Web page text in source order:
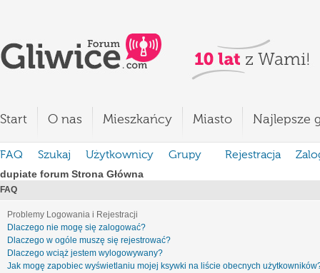
Start O nas Mieszkańcy Miasto Najlepsze
FAQ Szukaj Użytkownicy Grupy Rejestracja
dupiate forum Strona Główna
FAQ
Problemy Logowania i Rejestracji
Dlaczego nie mogę się zalogować?
Dlaczego w ogóle muszę się rejestrować?
Dlaczego wciąż jestem wylogowywany?
Jak mogę zapobiec wyświetlaniu mojej ksywki na liście obecnych